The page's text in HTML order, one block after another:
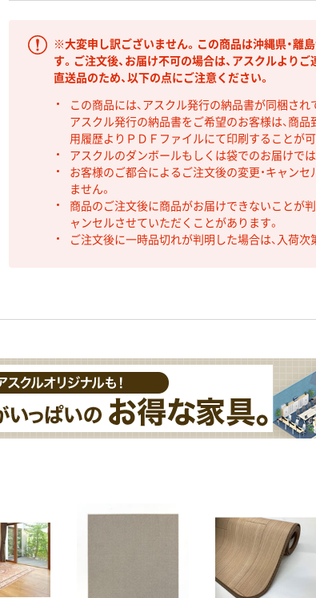
※大変申し訳ございません。この商品は沖縄県・離
す。ご注文後、お届け不可の場合は、アスクルよりご
直送品のため、以下の点にご注意ください。
この商品には、アスクル発行の納品書が同梱され
アスクル発行の納品書をご希望のお客様は、商品
用履歴よりＰＤＦファイルにて印刷することが可
アスクルのダンボールもしくは袋でのお届けでは
お客様のご都合によるご注文後の変更・キャンセ
ません。
商品のご注文後に商品がお届けできないことが
ャンセルさせていただくことがあります。
ご注文後に一時品切れが判明した場合は、入荷次